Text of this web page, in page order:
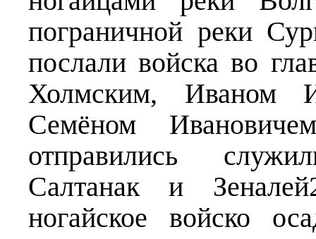
пограничной реки
послали войска во
Холмским, Иваном
Семёном
отправились
Салтанак и
ногайское войско